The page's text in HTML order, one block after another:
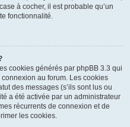
à cocher, il est probable qu’un
fonctionnalité.
cookies générés par phpBB 3.3 qui
au forum. Les cookies
des messages (s’ils sont lus ou
a été activée par un administrateur
récurrents de connexion et de
les cookies.